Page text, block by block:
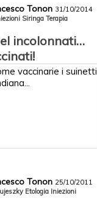
Tonon 31/10/2014
Siringa Terapia
incolonnati…
vaccinarie i suinetti
Tonon 25/10/2011
Etologia Iniezioni